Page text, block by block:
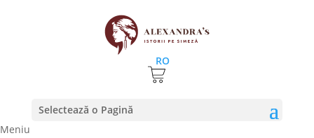
RO
Selectează o Pagină
Meniu
Prima pagină⚊Magazin